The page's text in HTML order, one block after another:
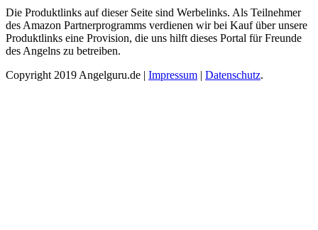
Die Produktlinks auf dieser Seite sind Werbelinks. Als Teilnehmer
des Amazon Partnerprogramms verdienen wir bei Kauf über unsere
Produktlinks eine Provision, die uns hilft dieses Portal für Freunde
des Angelns zu betreiben.
Copyright 2019 Angelguru.de | Impressum | Datenschutz.